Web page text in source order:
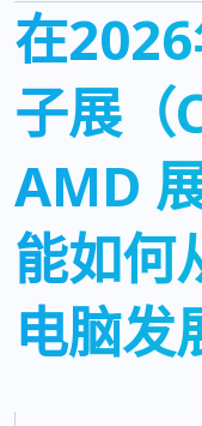
在
子展（
AMD
能如何
电脑发